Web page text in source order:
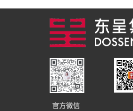
官方微信